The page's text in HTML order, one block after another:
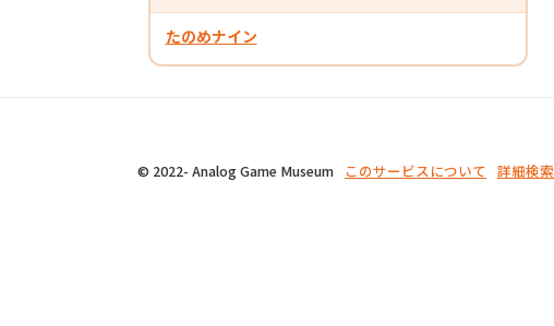
たのめナイン
© 2022- Analog Game Museum このサービスについて 詳細検索